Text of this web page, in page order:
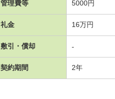
管理費等 5000円
礼金 16万円
敷引・償却 -
契約期間 2年